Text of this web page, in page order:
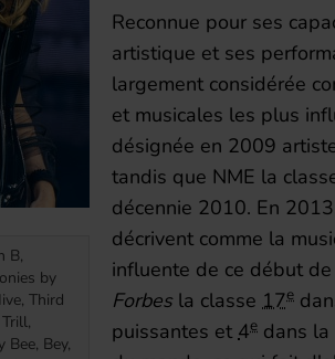
B,
by
Third
Bee, Bey,
Reconnue pour ses
artistique et ses
largement considérée
et musicales les plus
désignée en 2009
tandis que NME la
décennie 2010. En 2013
décrivent comme la
influente de ce début
Forbesla classe 17e
puissantes et 4e dans